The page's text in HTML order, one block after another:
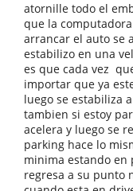
atornille todo el
que la
arrancar el auto se
estabilizo en una
es que cada vez
importar que ya
luego se estabiliza
tambien si estoy
acelera y luego se
parking hace lo
minima estando en
regresa a su punto